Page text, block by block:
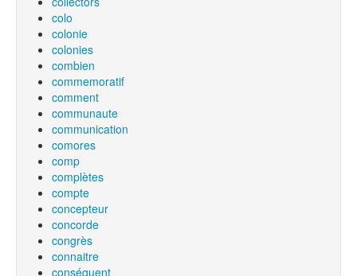
colo
colonie
colonies
combien
commemoratif
comment
communaute
communication
comores
comp
complètes
compte
concepteur
concorde
congrès
connaitre
conséquent